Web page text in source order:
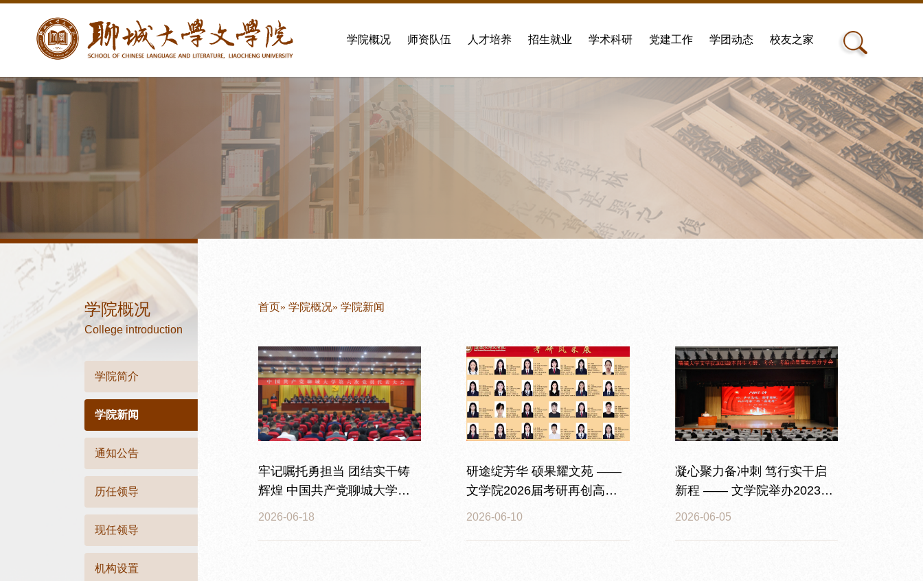
学院概况 师资队伍 人才培养 招生就业 学术科研 党建工作 学团动态 校友之家
学院概况
College introduction
学院简介
学院新闻
通知公告
历任领导
现任领导
机构设置
首页» 学院概况» 学院新闻
牢记嘱托勇担当 团结实干铸
辉煌 中国共产党聊城大学第
六次党员代表大会开幕
2026-06-18
研途绽芳华 硕果耀文苑 ——
文学院2026届考研再创高质
量育人佳绩
2026-06-10
凝心聚力备冲刺 笃行实干启
新程 —— 文学院举办2023级
本科生考研考公考编动员暨经
2026-06-05